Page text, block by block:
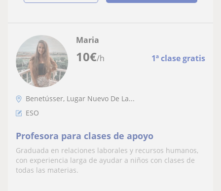
10€/h 1ª clase gratis
Maria
Benetússer, Lugar Nuevo De La...
ESO
Profesora para clases de apoyo
Graduada en relaciones laborales y recursos humanos,
con experiencia larga de ayudar a niños con clases de
todas las materias.